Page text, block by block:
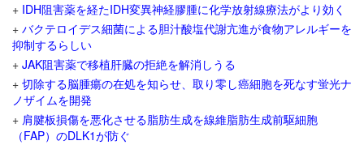
+ IDH阻害薬を経たIDH変異神経膠腫に化学放射線療法がより効く
+ バクテロイデス細菌による胆汁酸塩代謝亢進が食物アレルギーを
抑制するらしい
+ JAK阻害薬で移植肝臓の拒絶を解消しうる
+ 切除する脳腫瘍の在処を知らせ、取り零し癌細胞を死なす蛍光ナ
ノザイムを開発
+ 肩腱板損傷を悪化させる脂肪生成を線維脂肪生成前駆細胞
（FAP）のDLK1が防ぐ